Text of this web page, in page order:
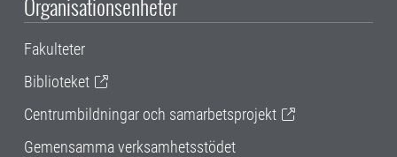
Fakulteter
Biblioteket
Centrumbildningar och samarbetsprojekt
Gemensamma verksamhetsstödet